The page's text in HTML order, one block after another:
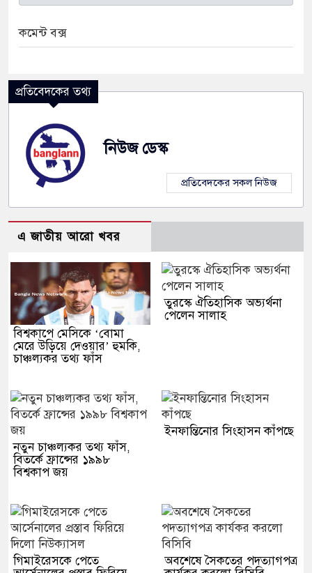
কমেন্ট বক্স
প্রতিবেদকের তথ্য
নিউজ ডেস্ক
প্রতিবেদকের সকল নিউজ
এ জাতীয় আরো খবর
বিশ্বকাপে মেসিকে ‘বোমা
মেরে উড়িয়ে দেওয়ার’ হুমকি,
চাঞ্চল্যকর তথ্য ফাঁস
তুরস্কে ঐতিহাসিক অভ্যর্থনা
পেলেন সালাহ
নতুন চাঞ্চল্যকর তথ্য ফাঁস,
বিতর্কে ফ্রান্সের ১৯৯৮
বিশ্বকাপ জয়
ইনফান্তিনোর সিংহাসন কাঁপছে
গিমাইরেসকে পেতে
অবশেষে সৈকতের পদত্যাগপত্র